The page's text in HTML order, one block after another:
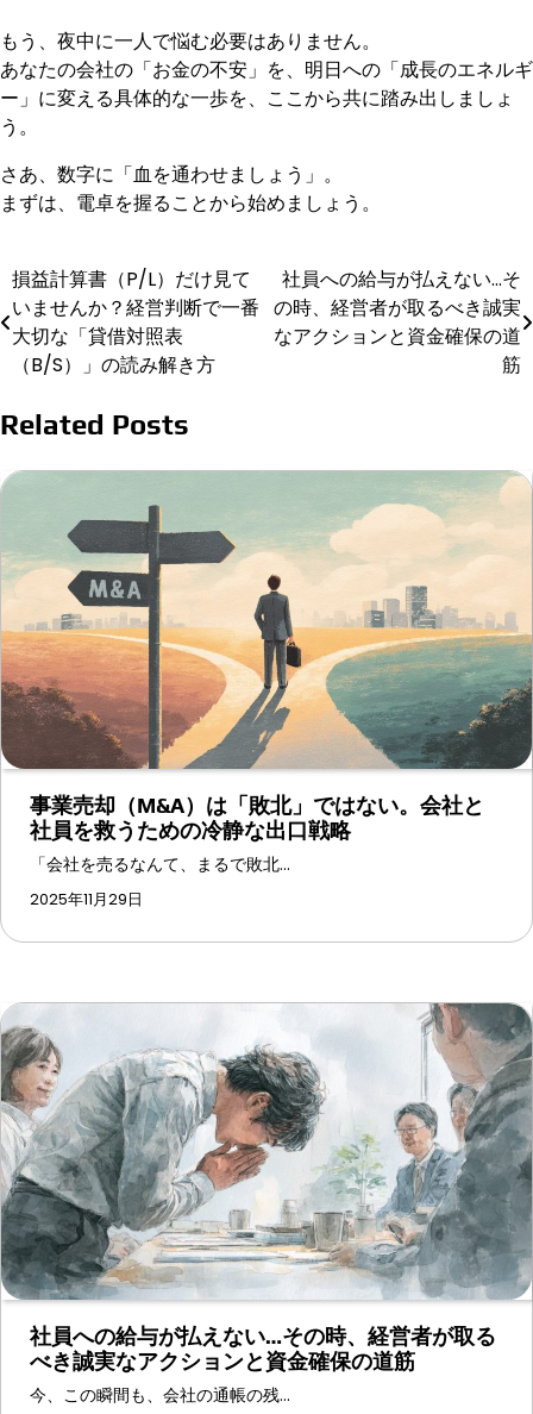
もう、夜中に一人で悩む必要はありません。
あなたの会社の「お金の不安」を、明日への「成長のエネルギ
ー」に変える具体的な一歩を、ここから共に踏み出しましょ
う。
さあ、数字に「血を通わせましょう」。
まずは、電卓を握ることから始めましょう。
投
稿
ナ
ビ
ー
ョ
ン
損益計算書（P/L）だけ見て
いませんか？経営判断で一番
大切な「貸借対照表
（B/S）」の読み解き方
社員への給与が払えない…そ
の時、経営者が取るべき誠実
なアクションと資金確保の道
筋
Related Posts
事業売却（M&A）は「敗北」ではない。会社と
社員を救うための冷静な出口戦略
「会社を売るなんて、まるで敗北…
2025年11月29日
社員への給与が払えない…その時、経営者が取る
べき誠実なアクションと資金確保の道筋
今、この瞬間も、会社の通帳の残…